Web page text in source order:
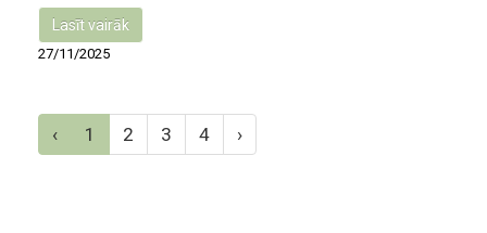
Lasīt vairāk
27/11/2025
‹ 1 2 3 4 ›